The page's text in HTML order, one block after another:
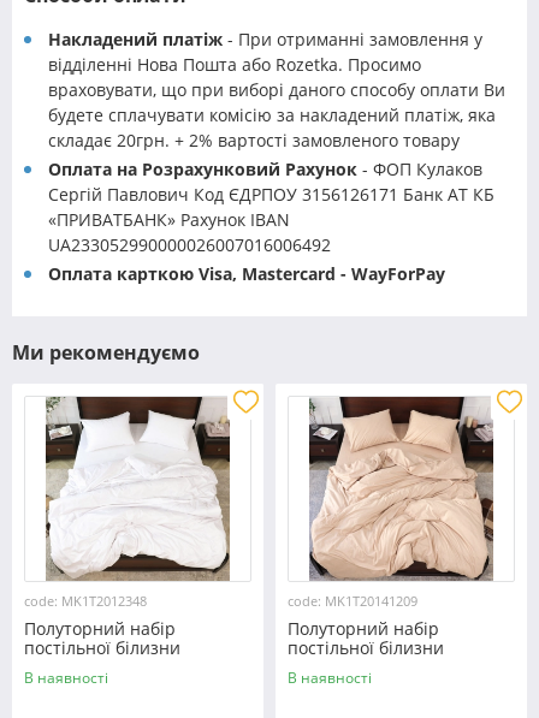
Накладений платіж - При отриманні замовлення у
відділенні Нова Пошта або Rozetka. Просимо
враховувати, що при виборі даного способу оплати Ви
будете сплачувати комісію за накладений платіж, яка
складає 20грн. + 2% вартості замовленого товару
Оплата на Розрахунковий Рахунок - ФОП Кулаков
Сергій Павлович Код ЄДРПОУ 3156126171 Банк АТ КБ
«ПРИВАТБАНК» Рахунок IBAN
UA233052990000026007016006492
Оплата карткою Visa, Mastercard - WayForPay
Ми рекомендуємо
code: MK1T2012348
Полуторний набір
постільної білизни
150*220 із мікрофібри
№2012348 Черешенка™
В наявності
code: MK1T20141209
Полуторний набір
постільної білизни
150*220 із мікрофібри
№20141209 Черешенка™
В наявності